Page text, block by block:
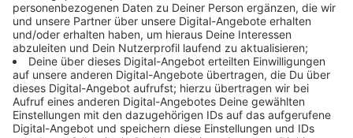
Immer auf dem Laufenden
bleiben!
Verpass' nichts mehr - mit unserem kostenlosen
ANTENNE BAYERN Newsletter. Ob Nachrichten,